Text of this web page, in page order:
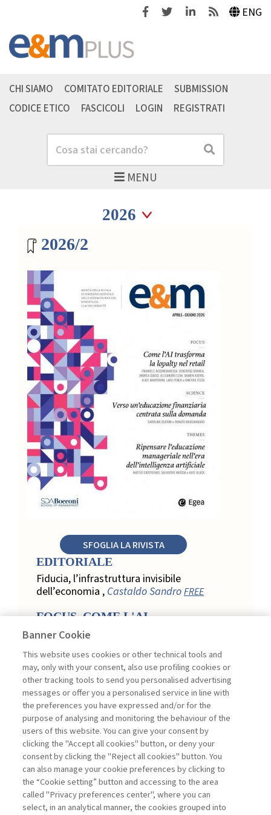
FacebookTwitterLinkedinFeeds ENG
MENU
Cerca Cerca
CHI SIAMO COMITATO EDITORIALE
SUBMISSION
CODICE ETICO
FASCICOLI LOGIN REGISTRATI
Archivio riviste
Seleziona annoSeleziona anno
2026/2
SFOGLIA LA RIVISTA
EDITORIALE
Fiducia, l’infrastruttura invisibile
dell’economia , Castaldo SandroFREE
FOCUS. COME L'AI
TRASFORMA LA LOYALTY
Relazione, personalizzazione e
misurazione: come l’AI trasforma la
loyalty nel retail ,Acconciamessa
Emanuele
Evidenze da uno studio qualitativo nel
retail: loyalty e fiducia nella
trasformazione digitale ,Penco Lara,
Testa Ginevra
Touchpoint ed enabler nella loyalty
digitale: un modello per progettare la
relazione con il cliente ,Ciacci Andrea,
Banner Cookie
This website uses cookies or other technical tools and
may, only with your consent, also use profiling cookies or
other tracking tools to send you personalised advertising
messages or offer you a personalised service in line with
the preferences you have expressed and/or for the
purpose of analysing and monitoring the behaviour of the
users of this website. You can give your consent by
clicking the "Accept all cookies" button, or deny your
consent by clicking the "Reject all cookies" button. You
can also manage your cookie preferences by clicking to
the “Cookie setting” button and accessing to the area
called "Privacy preferences center", where you can
select, in an analytical manner, the cookies grouped into